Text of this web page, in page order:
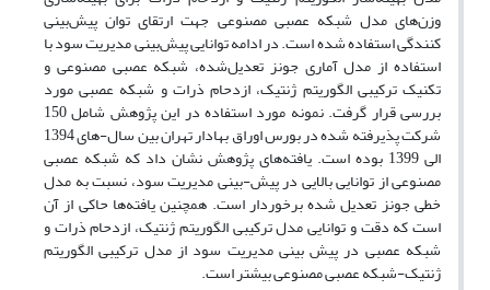
وزن‌های مدل شبکه عصبی مصنوعی جهت ارتقای توان پیش‌بینی
کنندگی استفاده شده است. در ادامه توانایی پیش‌بینی مدیریت سود با
استفاده از مدل آماری جونز تعدیل‌شده، شبکه عصبی مصنوعی و
تکنیک ترکیبی الگوریتم ژنتیک، ازدحام ذرات و شبکه عصبی مورد
بررسی قرار گرفت. نمونه مورد استفاده در این پژوهش شامل 150
شرکت پذیرفته شده در بورس اوراق بهادار تهران بین سال-های 1394
الی 1399 بوده است. یافته‌های پژوهش نشان داد که شبکه عصبی
مصنوعی از توانایی بالایی در پیش-بینی مدیریت سود، نسبت به مدل
خطی جونز تعدیل شده برخوردار است. همچنین یافته‌ها حاکی از آن
است که دقت و توانایی مدل ترکیبی الگوریتم ژنتیک، ازدحام ذرات و
شبکه عصبی در پیش بینی مدیریت سود از مدل ترکیبی الگوریتم
ژنتیک-شبکه عصبی مصنوعی بیشتر است.